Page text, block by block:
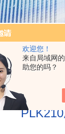
欢迎您！
来自局域网
助您的吗？
压力变送器